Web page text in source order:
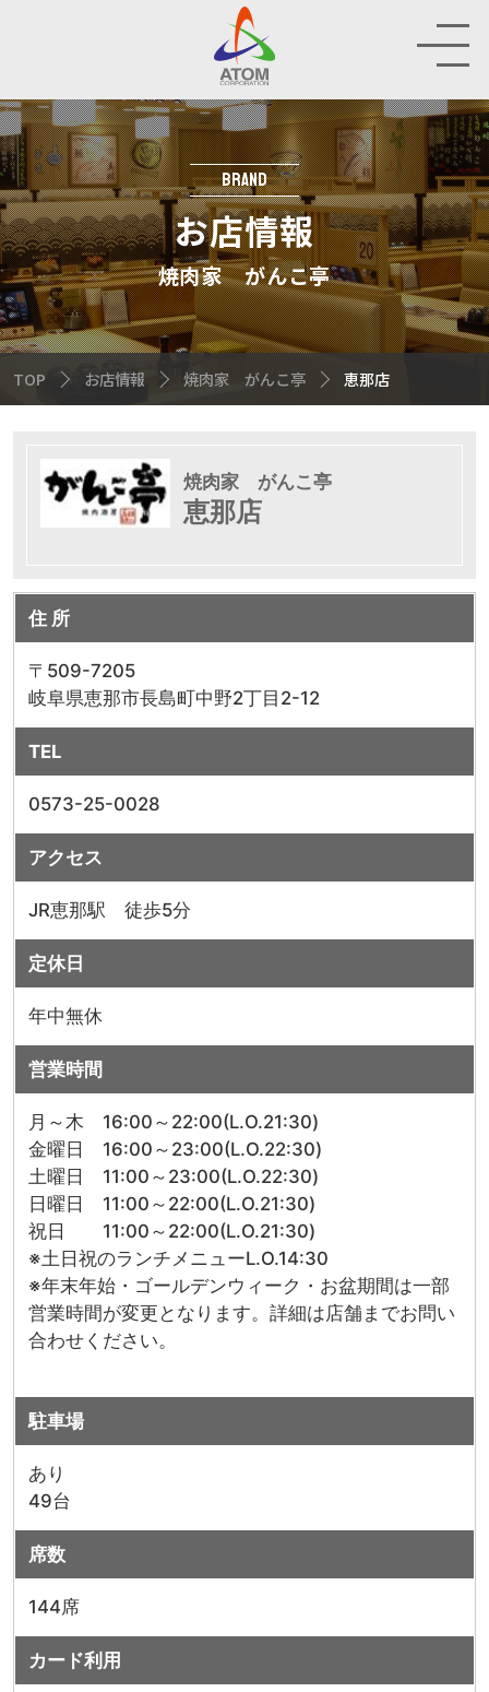
店
情
報
IR
BRAND
お店情報
焼肉家 がんこ亭
TOP お店情報 焼肉家 がんこ亭 恵那店
焼肉家 がんこ亭
恵那店
住 所
〒509-7205
岐阜県恵那市長島町中野2丁目2-12
TEL
0573-25-0028
アクセス
JR恵那駅 徒歩5分
定休日
年中無休
営業時間
月～木 16:00～22:00(L.O.21:30)
金曜日 16:00～23:00(L.O.22:30)
土曜日 11:00～23:00(L.O.22:30)
日曜日 11:00～22:00(L.O.21:30)
祝日 11:00～22:00(L.O.21:30)
※土日祝のランチメニューL.O.14:30
※年末年始・ゴールデンウィーク・お盆期間は一部
営業時間が変更となります。詳細は店舗までお問い
合わせください。
駐車場
あり
49台
席数
144席
カード利用